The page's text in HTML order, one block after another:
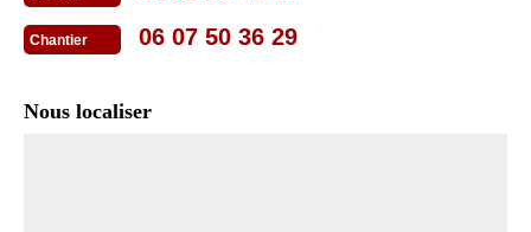
Chantier 06 07 50 36 29
Nous localiser